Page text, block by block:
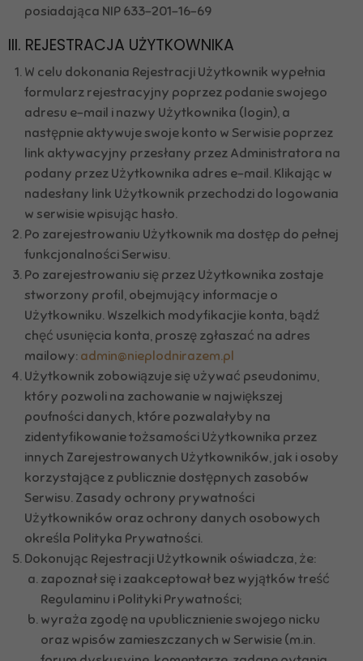
posiadająca NIP 633-201-16-69
III. REJESTRACJA UŻYTKOWNIKA
W celu dokonania Rejestracji Użytkownik wypełnia
formularz rejestracyjny poprzez podanie swojego
adresu e-mail i nazwy Użytkownika (login), a
następnie aktywuje swoje konto w Serwisie poprzez
link aktywacyjny przesłany przez Administratora na
podany przez Użytkownika adres e-mail. Klikając w
nadesłany link Użytkownik przechodzi do logowania
w serwisie wpisując hasło.
Po zarejestrowaniu Użytkownik ma dostęp do pełnej
funkcjonalności Serwisu.
Po zarejestrowaniu się przez Użytkownika zostaje
stworzony profil, obejmujący informacje o
Użytkowniku. Wszelkich modyfikacjie konta, bądź
chęć usunięcia konta, proszę zgłaszać na adres
mailowy: admin@nieplodnirazem.pl
Użytkownik zobowiązuje się używać pseudonimu,
który pozwoli na zachowanie w największej
poufności danych, które pozwalałyby na
zidentyfikowanie tożsamości Użytkownika przez
innych Zarejestrowanych Użytkowników, jak i osoby
korzystające z publicznie dostępnych zasobów
Serwisu. Zasady ochrony prywatności
Użytkowników oraz ochrony danych osobowych
określa Polityka Prywatności.
Dokonując Rejestracji Użytkownik oświadcza, że:
zapoznał się i zaakceptował bez wyjątków treść
Regulaminu i Polityki Prywatności;
wyraża zgodę na upublicznienie swojego nicku
oraz wpisów zamieszczanych w Serwisie (m.in.